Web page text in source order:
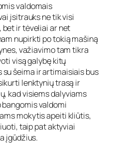
valdomais
įsitrauks ne tik visi
bet ir tėveliai ar net
nupirkti po tokią mašiną
važiavimo tam tikra
visą galybę kitų
su šeima ir artimaisiais bus
lenktynių trasą ir
kad visiems dalyviams
valdomi
mokytis apeiti kliūtis,
taip pat aktyviai
įgūdžius.